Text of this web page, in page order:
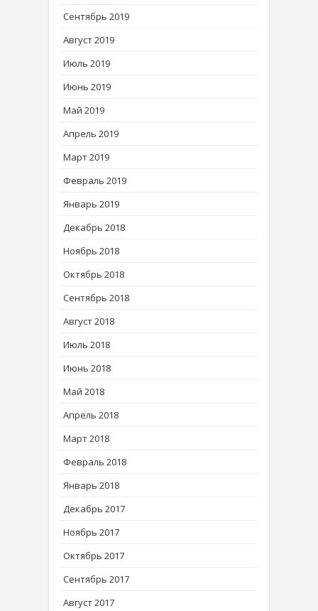
Сентябрь 2019
Август 2019
Июль 2019
Июнь 2019
Май 2019
Апрель 2019
Март 2019
Февраль 2019
Январь 2019
Декабрь 2018
Ноябрь 2018
Октябрь 2018
Сентябрь 2018
Август 2018
Июль 2018
Июнь 2018
Май 2018
Апрель 2018
Март 2018
Февраль 2018
Январь 2018
Декабрь 2017
Ноябрь 2017
Октябрь 2017
Сентябрь 2017
Август 2017